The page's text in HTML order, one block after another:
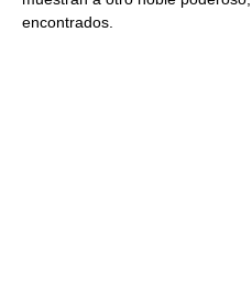
encontrados.